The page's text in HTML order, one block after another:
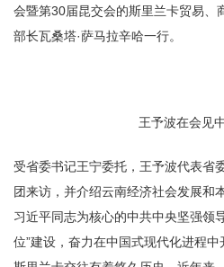
会暨第30届昆交会的斯里兰卡贸易、
部长瓦桑塔·萨马拉辛哈一行。
王予波在会见
受省委书记王宁委托，王予波代表省
团来访，并介绍云南经济社会发展和
习近平同志为核心的中共中央坚强领
位”建设，奋力在中国式现代化进程